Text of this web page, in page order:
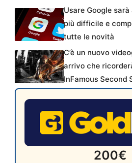
Usare Google sarà
più difficile e
tutte le novità
C’è un nuovo
arrivo che
InFamous Second
200€